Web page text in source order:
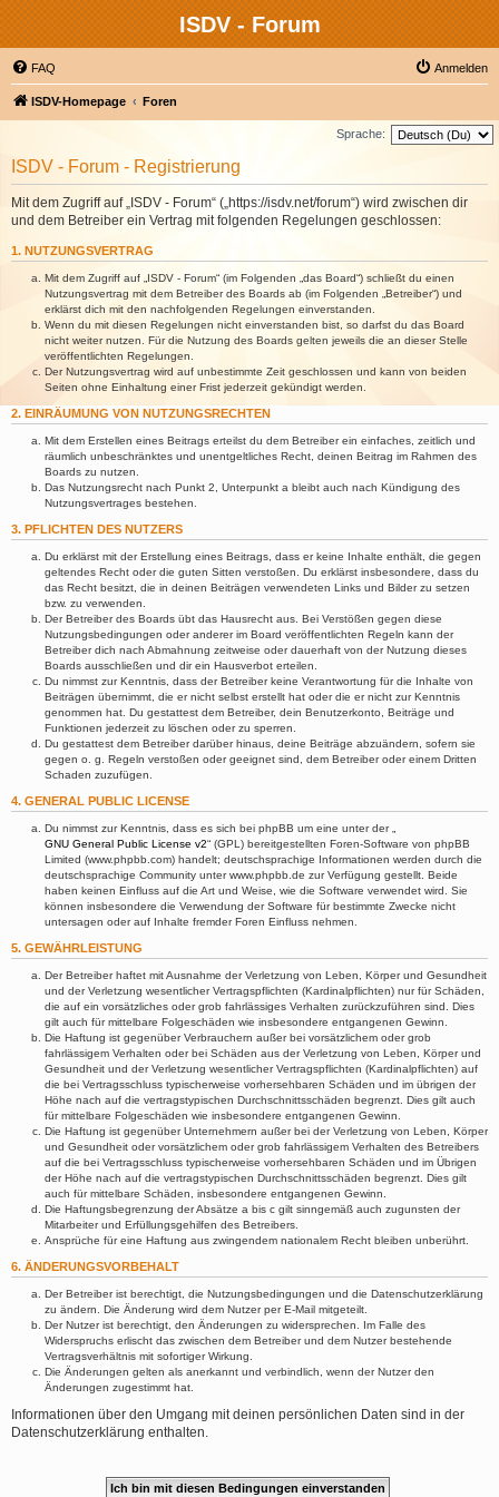
ISDV - Forum
FAQ Anmelden
ISDV-Homepage Foren
Sprache:
ISDV - Forum - Registrierung
Mit dem Zugriff auf „ISDV - Forum“ („https://isdv.net/forum“) wird zwischen dir
und dem Betreiber ein Vertrag mit folgenden Regelungen geschlossen:
1. NUTZUNGSVERTRAG
Mit dem Zugriff auf „ISDV - Forum“ (im Folgenden „das Board“) schließt du einen
Nutzungsvertrag mit dem Betreiber des Boards ab (im Folgenden „Betreiber“) und
erklärst dich mit den nachfolgenden Regelungen einverstanden.
Wenn du mit diesen Regelungen nicht einverstanden bist, so darfst du das Board
nicht weiter nutzen. Für die Nutzung des Boards gelten jeweils die an dieser Stelle
veröffentlichten Regelungen.
Der Nutzungsvertrag wird auf unbestimmte Zeit geschlossen und kann von beiden
Seiten ohne Einhaltung einer Frist jederzeit gekündigt werden.
2. EINRÄUMUNG VON NUTZUNGSRECHTEN
Mit dem Erstellen eines Beitrags erteilst du dem Betreiber ein einfaches, zeitlich und
räumlich unbeschränktes und unentgeltliches Recht, deinen Beitrag im Rahmen des
Boards zu nutzen.
Das Nutzungsrecht nach Punkt 2, Unterpunkt a bleibt auch nach Kündigung des
Nutzungsvertrages bestehen.
3. PFLICHTEN DES NUTZERS
Du erklärst mit der Erstellung eines Beitrags, dass er keine Inhalte enthält, die gegen
geltendes Recht oder die guten Sitten verstoßen. Du erklärst insbesondere, dass du
das Recht besitzt, die in deinen Beiträgen verwendeten Links und Bilder zu setzen
bzw. zu verwenden.
Der Betreiber des Boards übt das Hausrecht aus. Bei Verstößen gegen diese
Nutzungsbedingungen oder anderer im Board veröffentlichten Regeln kann der
Betreiber dich nach Abmahnung zeitweise oder dauerhaft von der Nutzung dieses
Boards ausschließen und dir ein Hausverbot erteilen.
Du nimmst zur Kenntnis, dass der Betreiber keine Verantwortung für die Inhalte von
Beiträgen übernimmt, die er nicht selbst erstellt hat oder die er nicht zur Kenntnis
genommen hat. Du gestattest dem Betreiber, dein Benutzerkonto, Beiträge und
Funktionen jederzeit zu löschen oder zu sperren.
Du gestattest dem Betreiber darüber hinaus, deine Beiträge abzuändern, sofern sie
gegen o. g. Regeln verstoßen oder geeignet sind, dem Betreiber oder einem Dritten
Schaden zuzufügen.
4. GENERAL PUBLIC LICENSE
Du nimmst zur Kenntnis, dass es sich bei phpBB um eine unter der „
GNU General Public License v2“ (GPL) bereitgestellten Foren-Software von phpBB
Limited (www.phpbb.com) handelt; deutschsprachige Informationen werden durch die
deutschsprachige Community unter www.phpbb.de zur Verfügung gestellt. Beide
haben keinen Einfluss auf die Art und Weise, wie die Software verwendet wird. Sie
können insbesondere die Verwendung der Software für bestimmte Zwecke nicht
untersagen oder auf Inhalte fremder Foren Einfluss nehmen.
5. GEWÄHRLEISTUNG
Der Betreiber haftet mit Ausnahme der Verletzung von Leben, Körper und Gesundheit
und der Verletzung wesentlicher Vertragspflichten (Kardinalpflichten) nur für Schäden,
die auf ein vorsätzliches oder grob fahrlässiges Verhalten zurückzuführen sind. Dies
gilt auch für mittelbare Folgeschäden wie insbesondere entgangenen Gewinn.
Die Haftung ist gegenüber Verbrauchern außer bei vorsätzlichem oder grob
fahrlässigem Verhalten oder bei Schäden aus der Verletzung von Leben, Körper und
Gesundheit und der Verletzung wesentlicher Vertragspflichten (Kardinalpflichten) auf
die bei Vertragsschluss typischerweise vorhersehbaren Schäden und im übrigen der
Höhe nach auf die vertragstypischen Durchschnittsschäden begrenzt. Dies gilt auch
für mittelbare Folgeschäden wie insbesondere entgangenen Gewinn.
Die Haftung ist gegenüber Unternehmern außer bei der Verletzung von Leben, Körper
und Gesundheit oder vorsätzlichem oder grob fahrlässigem Verhalten des Betreibers
auf die bei Vertragsschluss typischerweise vorhersehbaren Schäden und im Übrigen
der Höhe nach auf die vertragstypischen Durchschnittsschäden begrenzt. Dies gilt
auch für mittelbare Schäden, insbesondere entgangenen Gewinn.
Die Haftungsbegrenzung der Absätze a bis c gilt sinngemäß auch zugunsten der
Mitarbeiter und Erfüllungsgehilfen des Betreibers.
Ansprüche für eine Haftung aus zwingendem nationalem Recht bleiben unberührt.
6. ÄNDERUNGSVORBEHALT
Der Betreiber ist berechtigt, die Nutzungsbedingungen und die Datenschutzerklärung
zu ändern. Die Änderung wird dem Nutzer per E-Mail mitgeteilt.
Der Nutzer ist berechtigt, den Änderungen zu widersprechen. Im Falle des
Widerspruchs erlischt das zwischen dem Betreiber und dem Nutzer bestehende
Vertragsverhältnis mit sofortiger Wirkung.
Die Änderungen gelten als anerkannt und verbindlich, wenn der Nutzer den
Änderungen zugestimmt hat.
Informationen über den Umgang mit deinen persönlichen Daten sind in der
Datenschutzerklärung enthalten.